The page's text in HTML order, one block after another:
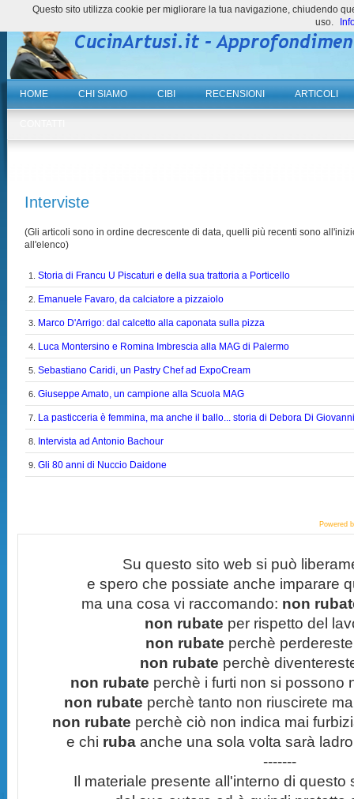
HOME CHI SIAMO CIBI RECENSIONI ARTICOLI
Interviste
(Gli articoli sono in ordine decrescente di data, quelli più recenti sono
all'elenco)
1.Storia di Francu U Piscaturi e della sua trattoria a Porticello
2. Emanuele Favaro, da calciatore a pizzaiolo
3. Marco D'Arrigo: dal calcetto alla caponata sulla pizza
4. Luca Montersino e Romina Imbrescia alla MAG di Palermo
5.Sebastiano Caridi, un Pastry Chef ad ExpoCream
6.Giuseppe Amato, un campione alla Scuola MAG
7. La pasticceria è femmina, ma anche il ballo... storia di Debora Di
8. Intervista ad Antonio Bachour
9.Gli 80 anni di Nuccio Daidone
Powered
Su questo sito web si può
e spero che possiate anche imparare
ma una cosa vi raccomando: non
non rubate per rispetto del
non rubate perchè
non rubate perchè
non rubate perchè i furti non si possono
non rubate perchè tanto non riuscirete
non rubate perchè ciò non indica mai
e chi ruba anche una sola volta sarà
-------
Il materiale presente all'interno di questo
Questo sito utilizza cookie per migliorare la tua navigazione, chiudendo
uso.